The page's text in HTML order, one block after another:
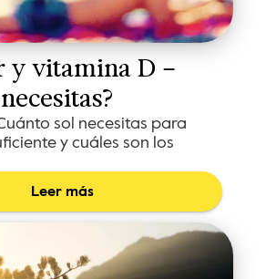
y vitamina D –
sol necesitas para
y cuáles son los
Leer más